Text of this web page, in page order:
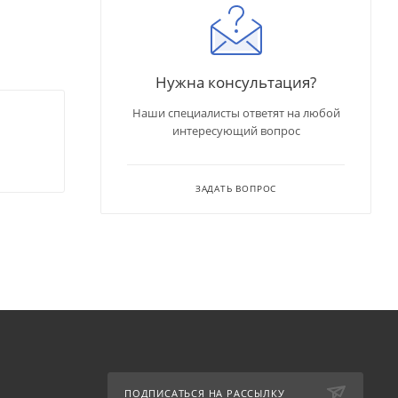
Нужна консультация?
Наши специалисты ответят на любой
интересующий вопрос
ЗАДАТЬ ВОПРОС
ПОДПИСАТЬСЯ НА РАССЫЛКУ